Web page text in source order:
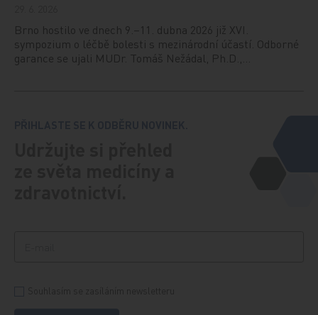
Brno hostilo ve dnech 9.–11. dubna 2026 již XVI.
sympozium o léčbě bolesti s mezinárodní účastí. Odborné
garance se ujali MUDr. Tomáš Nežádal, Ph.D.,…